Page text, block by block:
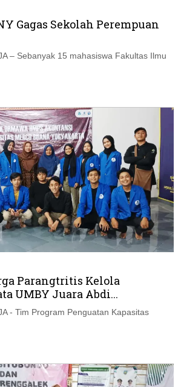
Gagas Sekolah Perempuan
– Sebanyak 15 mahasiswa Fakultas Ilmu
Parangtritis Kelola
UMBY Juara Abdi...
- Tim Program Penguatan Kapasitas